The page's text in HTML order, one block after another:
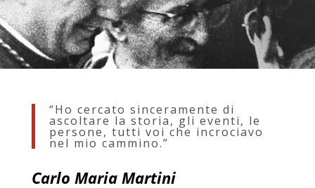
“Ho cercato sinceramente di
ascoltare la storia, gli eventi, le
persone, tutti voi che incrociavo
nel mio cammino.”
Carlo Maria Martini